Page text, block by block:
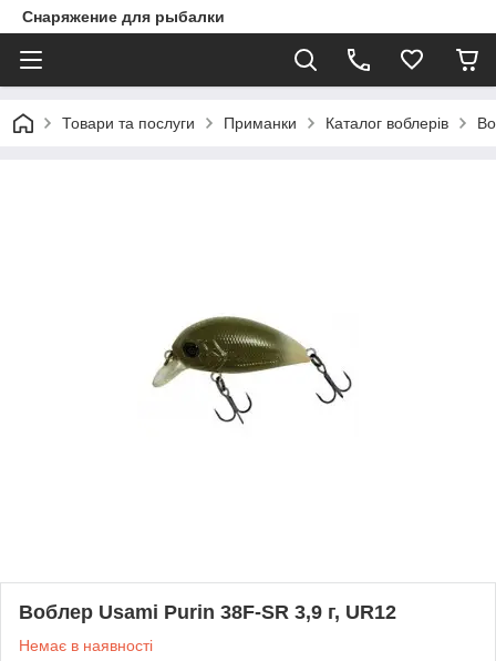
Снаряжение для рыбалки
Товари та послуги Приманки Каталог воблерів
Воблер Usami Purin 38F-SR 3,9 г, UR12
Немає в наявності